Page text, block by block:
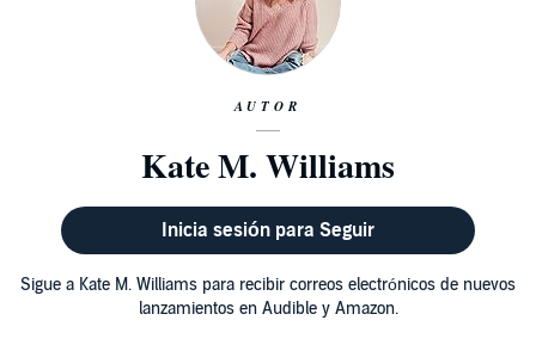
AUTOR
Kate M. Williams
Inicia sesión para Seguir
Sigue a Kate M. Williams para recibir correos electrónicos de nuevos
lanzamientos en Audible y Amazon.